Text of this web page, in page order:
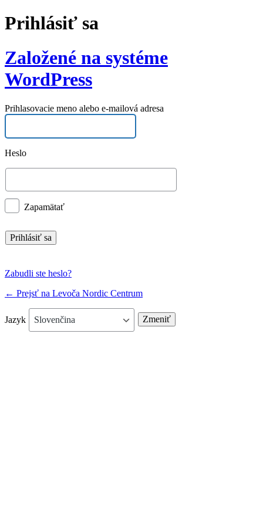
Prihlásiť sa
Založené na systéme
WordPress
Prihlasovacie meno alebo e-mailová adresa
Heslo
Zapamätať
Zabudli ste heslo?
← Prejsť na Levoča Nordic Centrum
Jazyk